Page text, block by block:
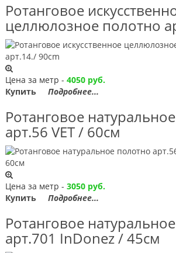
Ротанговое
целлюлозное полотно
Цена за метр - 4050 руб.
Купить
Подробнее...
Ротанговое
арт.56 VET / 60см
Цена за метр - 3050 руб.
Купить
Подробнее...
Ротанговое
арт.701 InDonez / 45см